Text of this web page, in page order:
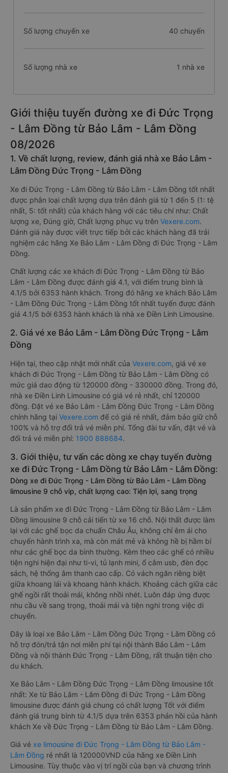
Số lượng chuyến xe 40 chuyến
Số lượng nhà xe 1 nhà xe
Giới thiệu tuyến đường xe đi Đức Trọng
- Lâm Đồng từ Bảo Lâm - Lâm Đồng
08/2026
1. Về chất lượng, review, đánh giá nhà xe Bảo Lâm -
Lâm Đồng Đức Trọng - Lâm Đồng
Xe đi Đức Trọng - Lâm Đồng từ Bảo Lâm - Lâm Đồng tốt nhất
được phân loại chất lượng dựa trên đánh giá từ 1 đến 5 (1: tệ
nhất, 5: tốt nhất) của khách hàng với các tiêu chí như: Chất
lượng xe, Đúng giờ, Chất lượng phục vụ trên Vexere.com.
Đánh giá này được viết trực tiếp bởi các khách hàng đã trải
nghiệm các hãng Xe Bảo Lâm - Lâm Đồng đi Đức Trọng - Lâm
Đồng.
Chất lượng các xe khách đi Đức Trọng - Lâm Đồng từ Bảo
Lâm - Lâm Đồng được đánh giá 4.1, với điểm trung bình là
4.1/5 bởi 6353 hành khách. Trong đó hãng xe khách Bảo Lâm
- Lâm Đồng Đức Trọng - Lâm Đồng tốt nhất tuyến được đánh
giá 4.1/5 bởi 6353 hành khách là nhà xe Điền Linh Limousine.
2. Giá vé xe Bảo Lâm - Lâm Đồng Đức Trọng - Lâm
Đồng
Hiện tại, theo cập nhật mới nhất của Vexere.com, giá vé xe
khách đi Đức Trọng - Lâm Đồng từ Bảo Lâm - Lâm Đồng có
mức giá dao động từ 120000 đồng - 330000 đồng. Trong đó,
nhà xe Điền Linh Limousine có giá vé rẻ nhất, chỉ 120000
đồng. Đặt vé xe Bảo Lâm - Lâm Đồng Đức Trọng - Lâm Đồng
chính hãng tại Vexere.com để có giá rẻ nhất, đảm bảo giữ chỗ
100% và hỗ trợ đổi trả vé miễn phí. Tổng đài tư vấn, đặt vé và
đổi trả vé miễn phí: 1900 888684.
3. Giới thiệu, tư vấn các dòng xe chạy tuyến đường
xe đi Đức Trọng - Lâm Đồng từ Bảo Lâm - Lâm Đồng:
Dòng xe đi Đức Trọng - Lâm Đồng từ Bảo Lâm - Lâm Đồng
limousine 9 chỗ vip, chất lượng cao: Tiện lợi, sang trọng
Là sản phẩm xe đi Đức Trọng - Lâm Đồng từ Bảo Lâm - Lâm
Đồng limousine 9 chỗ cải tiến từ xe 16 chỗ. Nội thất được làm
lại với các ghế bọc da chuẩn Châu Âu, không chỉ êm ái cho
chuyến hành trình xa, mà còn mát mẻ và không hề bị hầm bí
như các ghế bọc da bình thường. Kèm theo các ghế có nhiều
tiện nghi hiện đại như ti-vi, tủ lạnh mini, ổ cắm usb, đèn đọc
sách, hệ thống âm thanh cao cấp. Có vách ngăn riêng biệt
giữa khoang lái và khoang hành khách. Khoảng cách giữa các
ghế ngồi rất thoải mái, không nhồi nhét. Luôn đáp ứng được
nhu cầu về sang trọng, thoải mái và tiện nghi trong việc di
chuyển.
Đây là loại xe Bảo Lâm - Lâm Đồng Đức Trọng - Lâm Đồng có
hỗ trợ đón/trả tận nơi miễn phí tại nội thành Bảo Lâm - Lâm
Đồng và nội thành Đức Trọng - Lâm Đồng, rất thuận tiện cho
du khách.
Xe Bảo Lâm - Lâm Đồng Đức Trọng - Lâm Đồng limousine tốt
nhất: Xe từ Bảo Lâm - Lâm Đồng đi Đức Trọng - Lâm Đồng
limousine được đánh giá chung có chất lượng Tốt với điểm
đánh giá trung bình từ 4.1/5 dựa trên 6353 phản hồi của hành
khách Xe về Đức Trọng - Lâm Đồng từ Bảo Lâm - Lâm Đồng.
Giá vé xe limousine đi Đức Trọng - Lâm Đồng từ Bảo Lâm -
Lâm Đồng rẻ nhất là 120000VND của hãng xe Điền Linh
Limousine. Tùy thuộc vào vị trí ngồi của bạn và chương trình